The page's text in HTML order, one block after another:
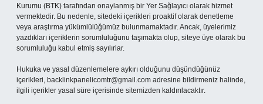
Kurumu (BTK) tarafından onaylanmış bir Yer Sağlayıcı olarak hizmet
vermektedir. Bu nedenle, sitedeki içerikleri proaktif olarak denetleme
veya araştırma yükümlülüğümüz bulunmamaktadır. Ancak, üyelerimiz
yazdıkları içeriklerin sorumluluğunu taşımakta olup, siteye üye olarak bu
sorumluluğu kabul etmiş sayılırlar.
Hukuka ve yasal düzenlemelere aykırı olduğunu düşündüğünüz
içerikleri, backlinkpanelicomtr@gmail.com adresine bildirmeniz halinde,
ilgili içerikler yasal süre içerisinde sitemizden kaldırılacaktır.